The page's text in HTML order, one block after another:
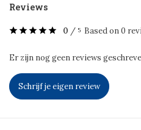
Reviews
0 / 5 Based on 0
Er zijn nog geen reviews
Schrijf je eigen review